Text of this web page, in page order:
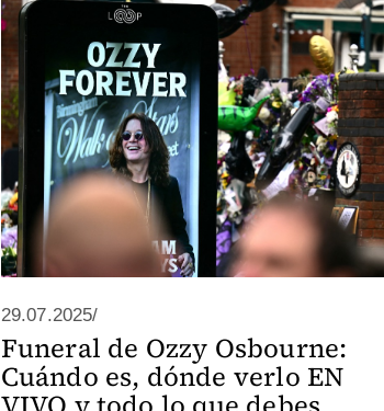
29.07.2025/
Funeral de Ozzy Osbourne:
Cuándo es, dónde verlo EN